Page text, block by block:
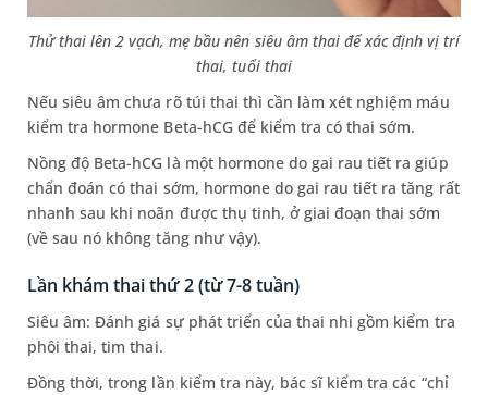
Thử thai lên 2 vạch, mẹ bầu nên siêu âm thai để xác định vị trí
thai, tuổi thai
Nếu siêu âm chưa rõ túi thai thì cần làm xét nghiệm máu
kiểm tra hormone Beta-hCG để kiểm tra có thai sớm.
Nồng độ Beta-hCG là một hormone do gai rau tiết ra giúp
chẩn đoán có thai sớm, hormone do gai rau tiết ra tăng rất
nhanh sau khi noãn được thụ tinh, ở giai đoạn thai sớm
(về sau nó không tăng như vậy).
Lần khám thai thứ 2 (từ 7-8 tuần)
Siêu âm: Đánh giá sự phát triển của thai nhi gồm kiểm tra
phôi thai, tim thai.
Đồng thời, trong lần kiểm tra này, bác sĩ kiểm tra các “chỉ